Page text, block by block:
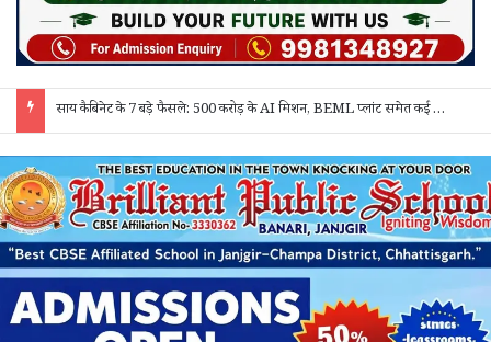
साय कैबिनेट के 7 बड़े फैसले: 500 करोड़ के AI मिशन, BEML प्लांट समेत कई अहम प्रस्तावों को मंजूरी